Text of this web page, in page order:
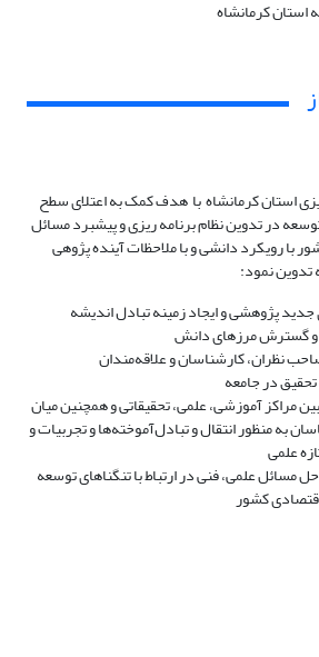
استان کرمانشاه با ‌ هدف‌ کمک به اعتلای سطح
در تدوین نظام برنامه ریزی و پیشبرد مسائل
با رویکرد دانشی و با ملاحظات آینده پژوهی
تدوین‌ نمود:
پژوهشی‌ و ایجاد زمینه‌ تبادل‌ اندیشه‌
و گسترش‌ مرزهای‌ دانش‌
نظران‌، کارشناسان‌ و علاقه‌مندان‌
تحقیق‌ در جامعه‌
مراکز آموزشی‌، علمی‌، تحقیقاتی‌ و همچنین‌ میان‌
به‌ منظور انتقال‌ و تبادل‌آموخته‌ها و تجربیات‌ و
علمی
مسائل‌ علمی‌، فنی‌ در ارتباط‌ با تنگناهای‌ توسعه‌
کشور